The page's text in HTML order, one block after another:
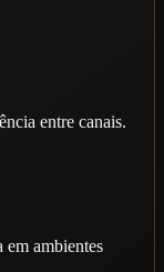
entre canais.
em ambientes